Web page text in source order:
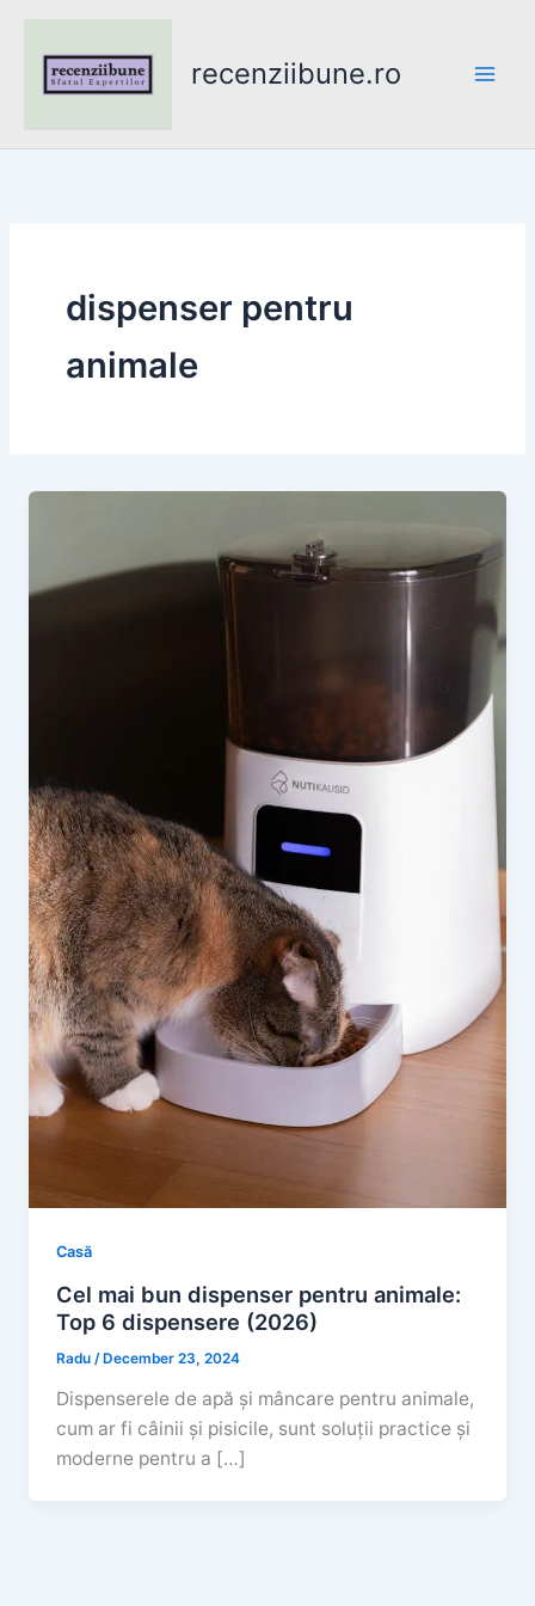
content
recenziibune.ro
dispenser pentru
animale
Casă
Cel mai bun dispenser pentru animale:
Top 6 dispensere (2026)
Radu /December 23, 2024
Dispenserele de apă și mâncare pentru animale,
cum ar fi câinii și pisicile, sunt soluții practice și
moderne pentru a […]